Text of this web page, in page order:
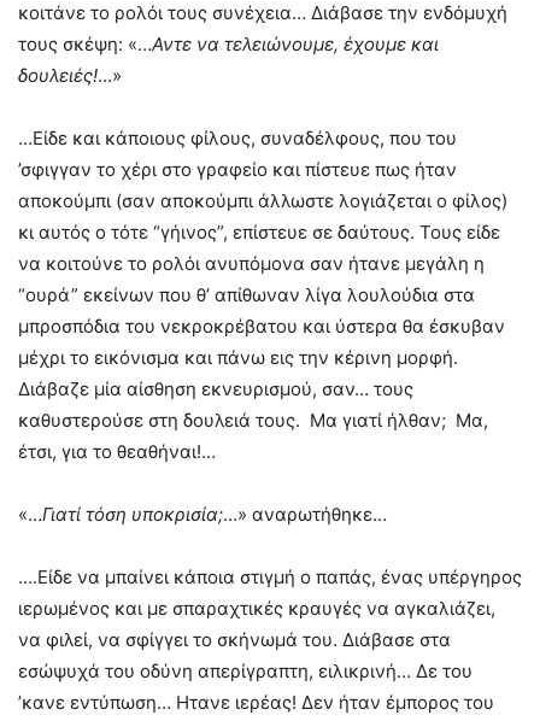
κοιτάνε το ρολόι τους συνέχεια… Διάβασε την ενδόμυχή
τους σκέψη: «…Αντε να τελειώνουμε, έχουμε και
δουλειές!…»
…Είδε και κάποιους φίλους, συναδέλφους, που του
’σφιγγαν το χέρι στο γραφείο και πίστευε πως ήταν
αποκούμπι (σαν αποκούμπι άλλωστε λογιάζεται ο φίλος)
κι αυτός ο τότε “γήινος”, επίστευε σε δαύτους. Τους είδε
να κοιτούνε το ρολόι ανυπόμονα σαν ήτανε μεγάλη η
“ουρά” εκείνων που θ’ απίθωναν λίγα λουλούδια στα
μπροσπόδια του νεκροκρέβατου και ύστερα θα έσκυβαν
μέχρι το εικόνισμα και πάνω εις την κέρινη μορφή.
Διάβαζε μία αίσθηση εκνευρισμού, σαν… τους
καθυστερούσε στη δουλειά τους. Μα γιατί ήλθαν; Μα,
έτσι, για το θεαθήναι!…
«…Γιατί τόση υποκρισία;…» αναρωτήθηκε…
….Είδε να μπαίνει κάποια στιγμή ο παπάς, ένας υπέργηρος
ιερωμένος και με σπαραχτικές κραυγές να αγκαλιάζει,
να φιλεί, να σφίγγει το σκήνωμά του. Διάβασε στα
εσώψυχά του οδύνη απερίγραπτη, ειλικρινή… Δε του
’κανε εντύπωση… Ητανε ιερέας! Δεν ήταν έμπορος του